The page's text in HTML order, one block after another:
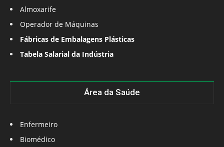
Almoxarife
Operador de Máquinas
Fábricas de Embalagens Plásticas
Tabela Salarial da Indústria
Área da Saúde
Enfermeiro
Biomédico